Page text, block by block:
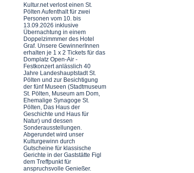
Kultur.net verlost einen St.
Pölten Aufenthalt für zwei
Personen vom 10. bis
13.09.2026 inklusive
Übernachtung in einem
Doppelzimmmer des Hotel
Graf. Unsere GewinnerInnen
erhalten je 1 x 2 Tickets für das
Domplatz Open-Air -
Festkonzert anlässlich 40
Jahre Landeshauptstadt St.
Pölten und zur Besichtigung
der fünf Museen (Stadtmuseum
St. Pölten, Museum am Dom,
Ehemalige Synagoge St.
Pölten, Das Haus der
Geschichte und Haus für
Natur) und dessen
Sonderausstellungen.
Abgerundet wird unser
Kulturgewinn durch
Gutscheine für klassische
Gerichte in der Gaststätte Figl
dem Treffpunkt für
anspruchsvolle Genießer.